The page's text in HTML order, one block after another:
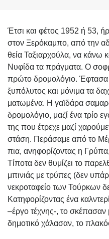
Έτσι και φέτος 1952 ή 53,
στον Ξερόκαμπο, από την
θεία Ταξιαρχούλα, να κάνω
Νυφίδα τα πράγματα. Ο
πρώτο δρομολόγιο. Έφτασα
ξυπόλυτος και μόνιμα τα
ματωμένα. Η γαϊδάρα
δρομολόγιο, μαζί ένα τρίο
της που έτρεχε μαζί
στάση. Περάσαμε από το
πια, ανηφορίζοντας η
Τίποτα δεν θυμίζει το
μπινιάς με τρύπες (δεν
νεκροταφείο των Τούρκων
Κατηφορίζοντας ένα
–έργο τέχνης-, το σκέπασαν
δημοτικό χάλασαν, το